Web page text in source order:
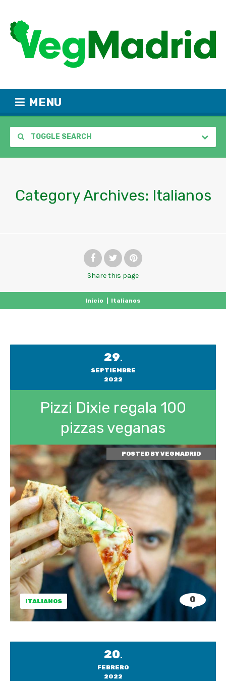
MENU
TOGGLE SEARCH
Category Archives: Italianos
Sharethis page
Inicio Italianos
29.
SEPTIEMBRE
2022
Pizzi Dixie regala 100
pizzas veganas
POSTED BYVEGMADRID
ITALIANOS 0
20.
FEBRERO
2022